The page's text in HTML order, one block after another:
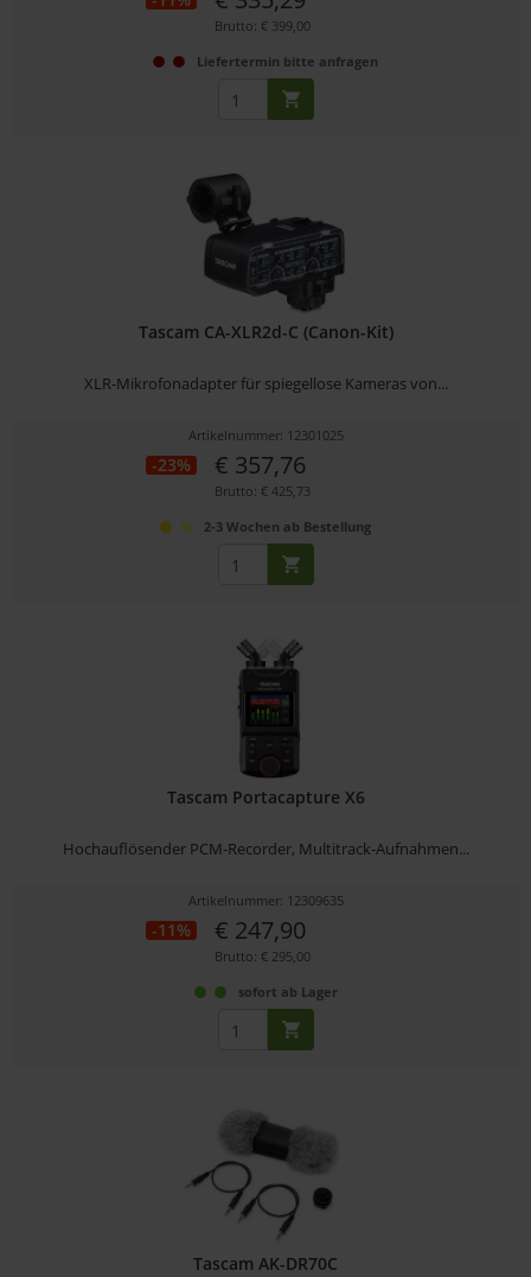
Brutto: € 399,00
Liefertermin bitte anfragen
Tascam CA-XLR2d-C (Canon-Kit)
XLR-Mikrofonadapter für spiegellose Kameras von...
Artikelnummer: 12301025
-23% € 357,76
Brutto: € 425,73
2-3 Wochen ab Bestellung
Tascam Portacapture X6
Hochauflösender PCM-Recorder, Multitrack-Aufnahmen...
Artikelnummer: 12309635
-11% € 247,90
Brutto: € 295,00
sofort ab Lager
Tascam AK-DR70C